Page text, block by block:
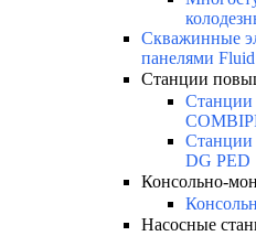
Скважинные
панелями
Станции
Станции
Станции
DG PED
Консольно-
Насосные